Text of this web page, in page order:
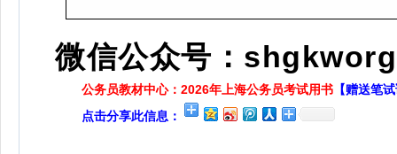
微信公众号：shgkworg
公务员教材中心：2026年上海公务员考试用书 【赠送笔
点击分享此信息：